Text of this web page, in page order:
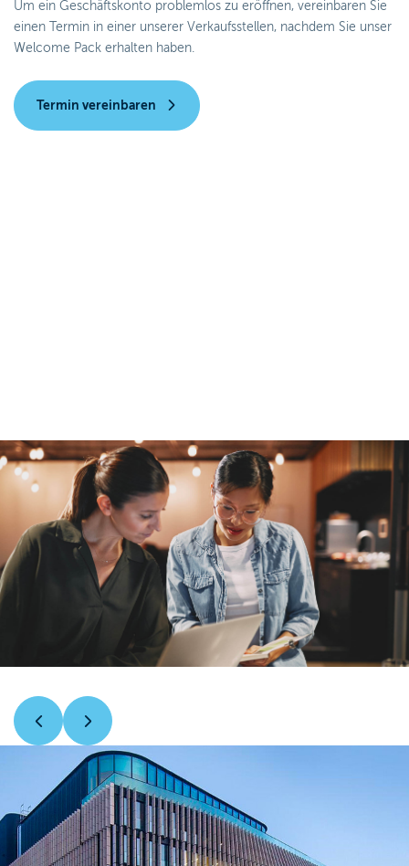
Um ein Geschäftskonto problemlos zu eröffnen, vereinbaren Sie
einen Termin in einer unserer Verkaufsstellen, nachdem Sie unser
Welcome Pack erhalten haben.
Termin vereinbaren